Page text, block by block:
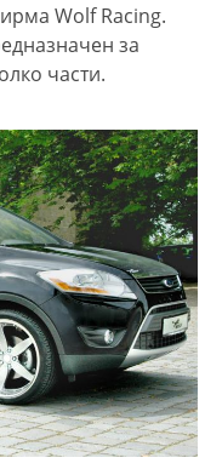
Wolf Racing.
за
части.